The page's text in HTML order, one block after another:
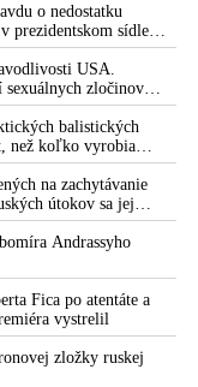
o nedostatku
prezidentskom sídle
plánované útoky na
šéfom Pentagónu, lebo
USA.
sexuálnych zločinov
Ten mal nariadiť, aby
drsného
v tomto americkom
balistických
než koľko vyrobia
na zachytávanie
útokov sa jej
sa v zúfalstve snaží
Andrassyho
Fica po atentáte a
vystrelil
zložky ruskej